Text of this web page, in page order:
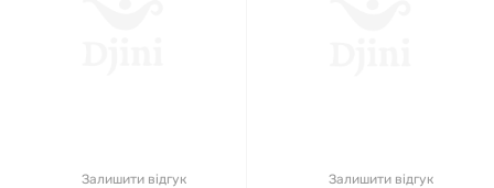
Залишити відгук
Залишити відгук